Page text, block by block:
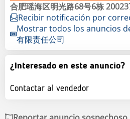
合肥瑶海区明光路68号6栋
Recibir notificación por
Mostrar todos los anuncios
有限责任公司
¿Interesado en este anuncio?
Contactar al vendedor